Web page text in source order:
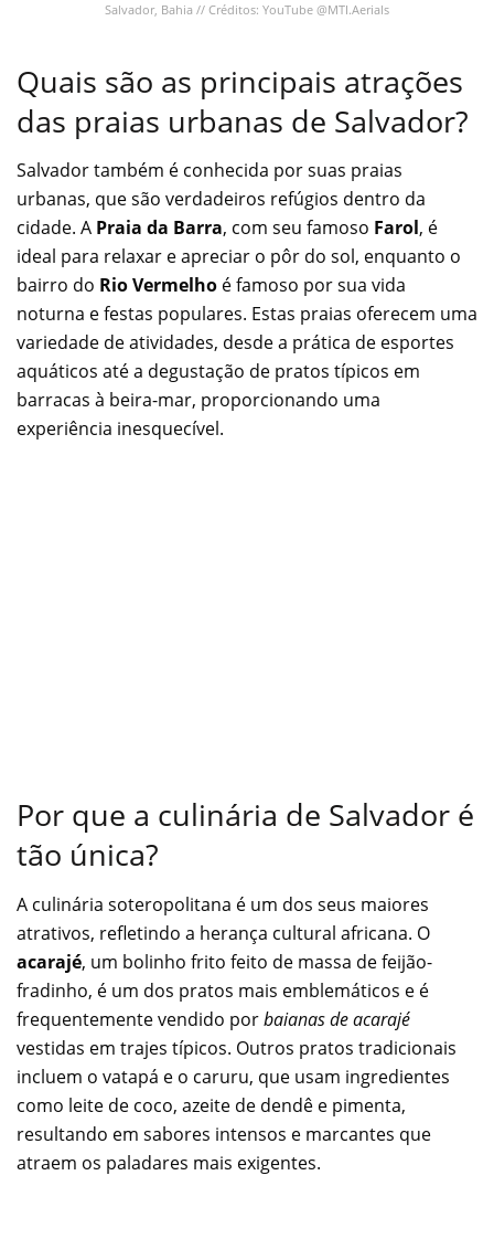
Salvador, Bahia // Créditos: YouTube @MTI.Aerials
Quais são as principais atrações
das praias urbanas de Salvador?
Salvador também é conhecida por suas praias
urbanas, que são verdadeiros refúgios dentro da
cidade. A Praia da Barra, com seu famoso Farol, é
ideal para relaxar e apreciar o pôr do sol, enquanto o
bairro do Rio Vermelho é famoso por sua vida
noturna e festas populares. Estas praias oferecem uma
variedade de atividades, desde a prática de esportes
aquáticos até a degustação de pratos típicos em
barracas à beira-mar, proporcionando uma
experiência inesquecível.
Por que a culinária de Salvador é
tão única?
A culinária soteropolitana é um dos seus maiores
atrativos, refletindo a herança cultural africana. O
acarajé, um bolinho frito feito de massa de feijão-
fradinho, é um dos pratos mais emblemáticos e é
frequentemente vendido porbaianas de acarajé
vestidas em trajes típicos. Outros pratos tradicionais
incluem o vatapá e o caruru, que usam ingredientes
como leite de coco, azeite de dendê e pimenta,
resultando em sabores intensos e marcantes que
atraem os paladares mais exigentes.